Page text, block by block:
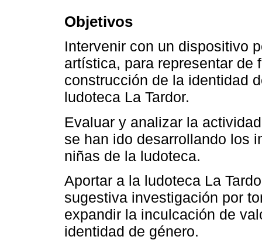
Objetivos
Intervenir con un dispositivo
artística, para representar de
construcción de la identidad
ludoteca La Tardor.
Evaluar y analizar la
se han ido desarrollando los
niñas de la ludoteca.
Aportar a la ludoteca La
sugestiva investigación por
expandir la inculcación de
identidad de género.